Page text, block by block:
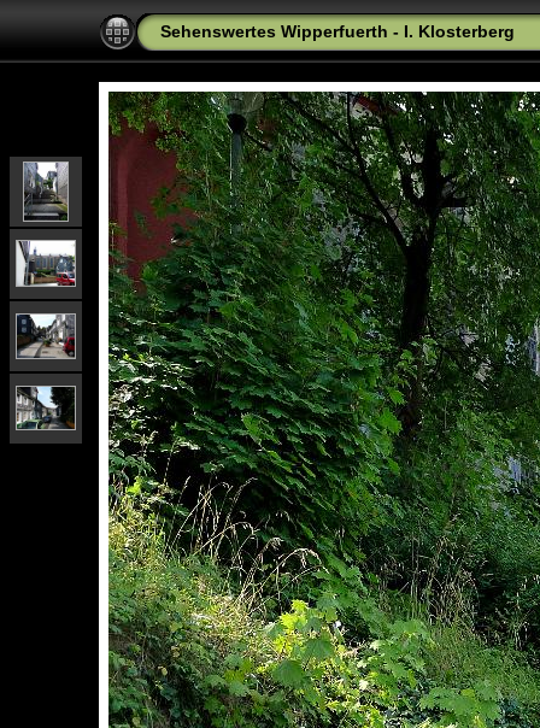
Sehenswertes Wipperfuerth - I. Klosterberg